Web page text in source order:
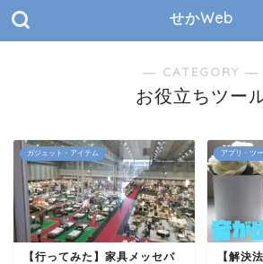
せかWeb
― CATEGORY ―
お役立ちツー
ガジェット・アイテム
【行ってみた】家具メッセバ
アプリ・ツ
【解決